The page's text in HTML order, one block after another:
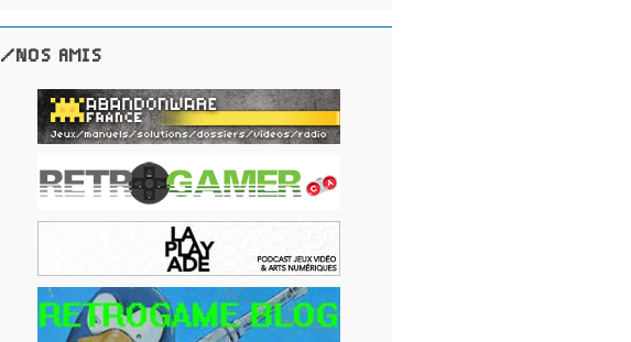
/NOS AMIS